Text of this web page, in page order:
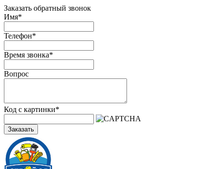
Заказать обратный звонок
Имя*
Телефон*
Время звонка*
Вопрос
Код с картинки*
Заказать